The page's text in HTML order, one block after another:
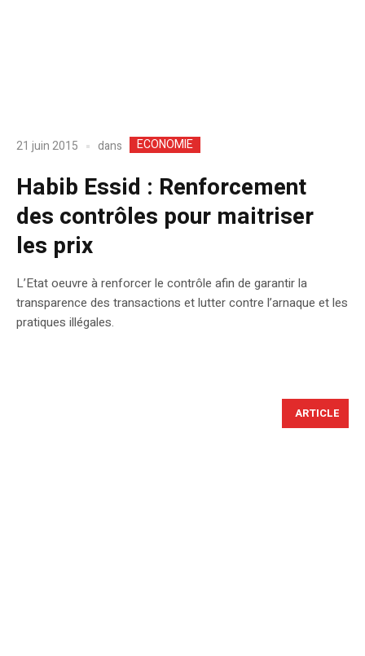
21 juin 2015 dans ECONOMIE
Habib Essid : Renforcement
des contrôles pour maitriser
les prix
L’Etat oeuvre à renforcer le contrôle afin de garantir la
transparence des transactions et lutter contre l’arnaque et les
pratiques illégales.
ARTICLE